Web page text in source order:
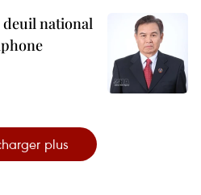
deuil national
plus